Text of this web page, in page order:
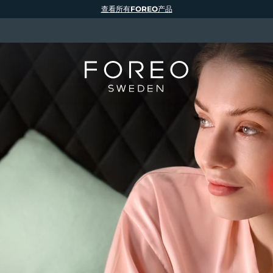
查看所有FOREO产品